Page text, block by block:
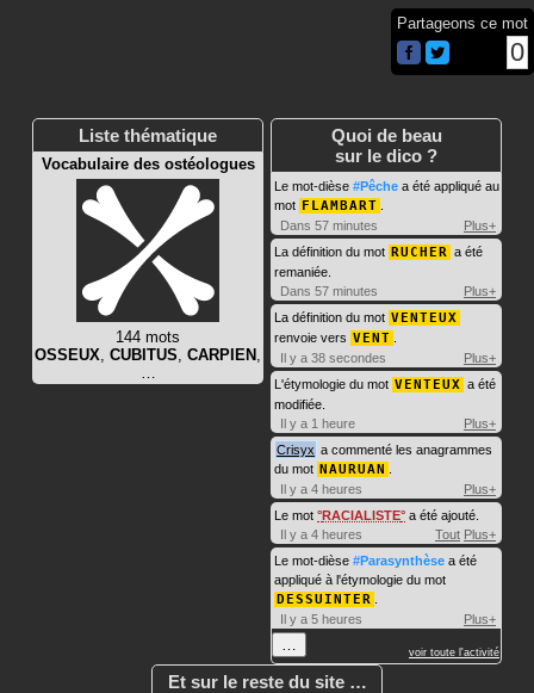
Partageons ce mot
0
Liste thématique
Vocabulaire des ostéologues
144 mots
OSSEUX, CUBITUS, CARPIEN ,
…
Quoi de beau
sur le dico ?
Le mot-dièse #Pêche a été appliqué au
mot FLAMBART
Dans 57 minutes
Plus+
La définition du mot RUCHER a été
remaniée.
Dans 57 minutes
Plus+
La définition du mot VENTEUX
renvoie vers VENT
Il y a 38 secondes
Plus+
L'étymologie du mot VENTEUX a été
modifiée.
Il y a 1 heure
Plus+
Crisyx a commenté les anagrammes
du mot NAURUAN
Il y a 4 heures
Plus+
Le mot RACIALISTE a été ajouté.
Il y a 4 heures
Tout Plus+
Le mot-dièse #Parasynthèse a été
appliqué à l'étymologie du mot
DESSUINTER
Il y a 5 heures
Plus+
… voir toute l'activité
Et sur le reste du site …